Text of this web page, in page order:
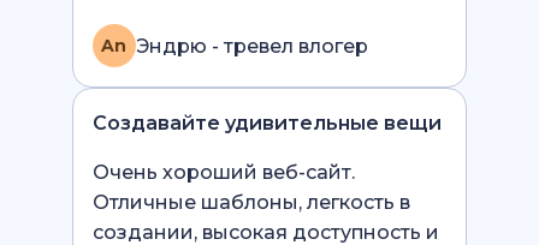
An Эндрю - тревел влогер
Создавайте удивительные вещи
Очень хороший веб-сайт.
Отличные шаблоны, легкость в
создании, высокая доступность и